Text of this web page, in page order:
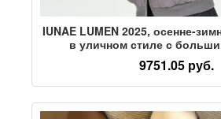
IUNAE LUMEN 2025, осенне-
в уличном стиле с
воротником и
хлопчатобумажная
9751.05 руб.